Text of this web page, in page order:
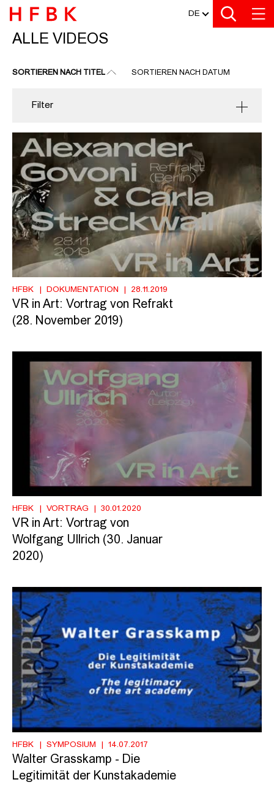
Zu den Filtern
Zur Metanavigation
Zur Hauptnavigation
Zur Suche
Zum Inhalt
Zum Seitenfuss DE
ALLE VIDEOS
ALLE VIDEOS
SORTIEREN NACH TITEL SORTIEREN NACH DATUM
Filter
HFBK DOKUMENTATION 28.11.2019
VR in Art: Vortrag von Refrakt
(28. November 2019)
HFBK VORTRAG 30.01.2020
VR in Art: Vortrag von
Wolfgang Ullrich (30. Januar
2020)
HFBK SYMPOSIUM 14.07.2017
Walter Grasskamp - Die
Legitimität der Kunstakademie